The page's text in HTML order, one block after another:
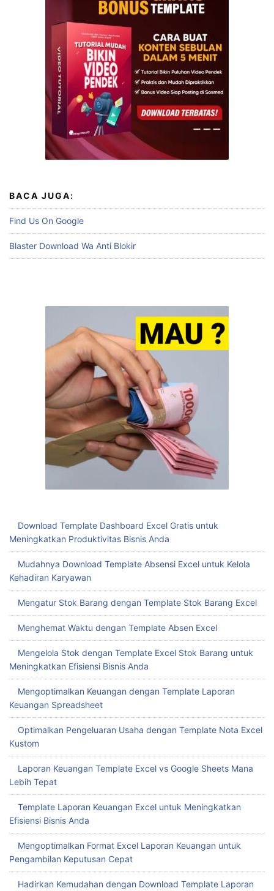
BACA JUGA:
Find Us On Google
Blaster Download Wa Anti Blokir
Download Template Dashboard Excel Gratis untuk
Meningkatkan Produktivitas Bisnis Anda
Mudahnya Download Template Absensi Excel untuk Kelola
Kehadiran Karyawan
Mengatur Stok Barang dengan Template Stok Barang Excel
Menghemat Waktu dengan Template Absen Excel
Mengelola Stok dengan Template Excel Stok Barang untuk
Meningkatkan Efisiensi Bisnis Anda
Mengoptimalkan Keuangan dengan Template Laporan
Keuangan Spreadsheet
Optimalkan Pengeluaran Usaha dengan Template Nota Excel
Kustom
Laporan Keuangan Template Excel vs Google Sheets Mana
Lebih Tepat
Template Laporan Keuangan Excel untuk Meningkatkan
Efisiensi Bisnis Anda
Mengoptimalkan Format Excel Laporan Keuangan untuk
Pengambilan Keputusan Cepat
Hadirkan Kemudahan dengan Download Template Laporan